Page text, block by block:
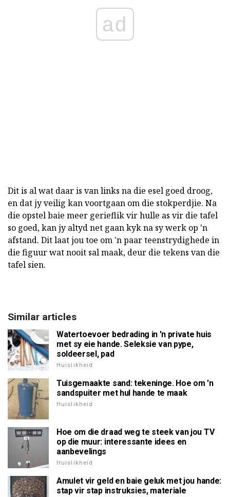
ad
Dit is al wat daar is van links na die esel goed droog,
en dat jy veilig kan voortgaan om die stokperdjie. Na
die opstel baie meer gerieflik vir hulle as vir die tafel
so goed, kan jy altyd net gaan kyk na sy werk op 'n
afstand. Dit laat jou toe om 'n paar teenstrydighede in
die figuur wat nooit sal maak, deur die tekens van die
tafel sien.
Similar articles
Watertoevoer bedrading in 'n private huis
met sy eie hande. Seleksie van pype,
soldeersel, pad
Huislikheid
Tuisgemaakte sand: tekeninge. Hoe om 'n
sandspuiter met hul hande te maak
Huislikheid
Hoe om die draad weg te steek van jou TV
op die muur: interessante idees en
aanbevelings
Huislikheid
Amulet vir geld en baie geluk met jou hande:
stap vir stap instruksies, materiale